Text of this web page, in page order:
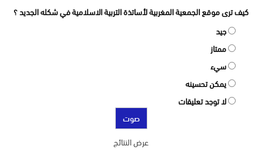
كيف ترى موقع الجمعية المغربية لأساتذة التربية الاسلامية في شكله الجديد ؟
جيد
ممتاز
سيء
يمكن تحسينه
لا توجد تعليقات
عرض النتائج